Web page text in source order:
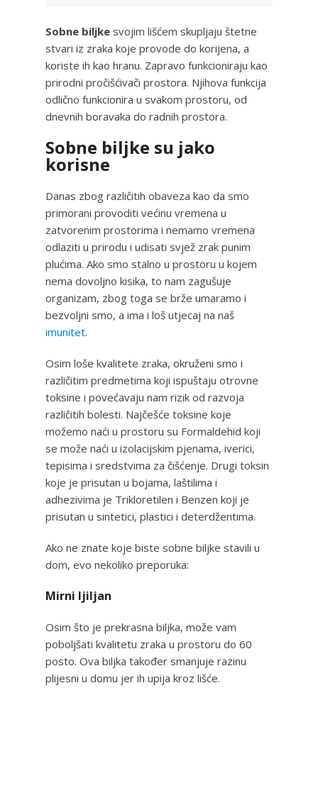
Sobne biljke svojim lišćem skupljaju štetne
stvari iz zraka koje provode do korijena, a
koriste ih kao hranu. Zapravo funkcioniraju kao
prirodni pročišćivači prostora. Njihova funkcija
odlično funkcionira u svakom prostoru, od
dnevnih boravaka do radnih prostora.
Sobne biljke su jako
korisne
Danas zbog različitih obaveza kao da smo
primorani provoditi većinu vremena u
zatvorenim prostorima i nemamo vremena
odlaziti u prirodu i udisati svjež zrak punim
plućima. Ako smo stalno u prostoru u kojem
nema dovoljno kisika, to nam zagušuje
organizam, zbog toga se brže umaramo i
bezvoljni smo, a ima i loš utjecaj na naš
imunitet.
Osim loše kvalitete zraka, okruženi smo i
različitim predmetima koji ispuštaju otrovne
toksine i povećavaju nam rizik od razvoja
različitih bolesti. Najčešće toksine koje
možemo naći u prostoru su Formaldehid koji
se može naći u izolacijskim pjenama, iverici,
tepisima i sredstvima za čišćenje. Drugi toksin
koje je prisutan u bojama, laštilima i
adhezivima je Trikloretilen i Benzen koji je
prisutan u sintetici, plastici i deterdžentima.
Ako ne znate koje biste sobne biljke stavili u
dom, evo nekoliko preporuka:
Mirni ljiljan
Osim što je prekrasna biljka, može vam
poboljšati kvalitetu zraka u prostoru do 60
posto. Ova biljka također smanjuje razinu
plijesni u domu jer ih upija kroz lišće.